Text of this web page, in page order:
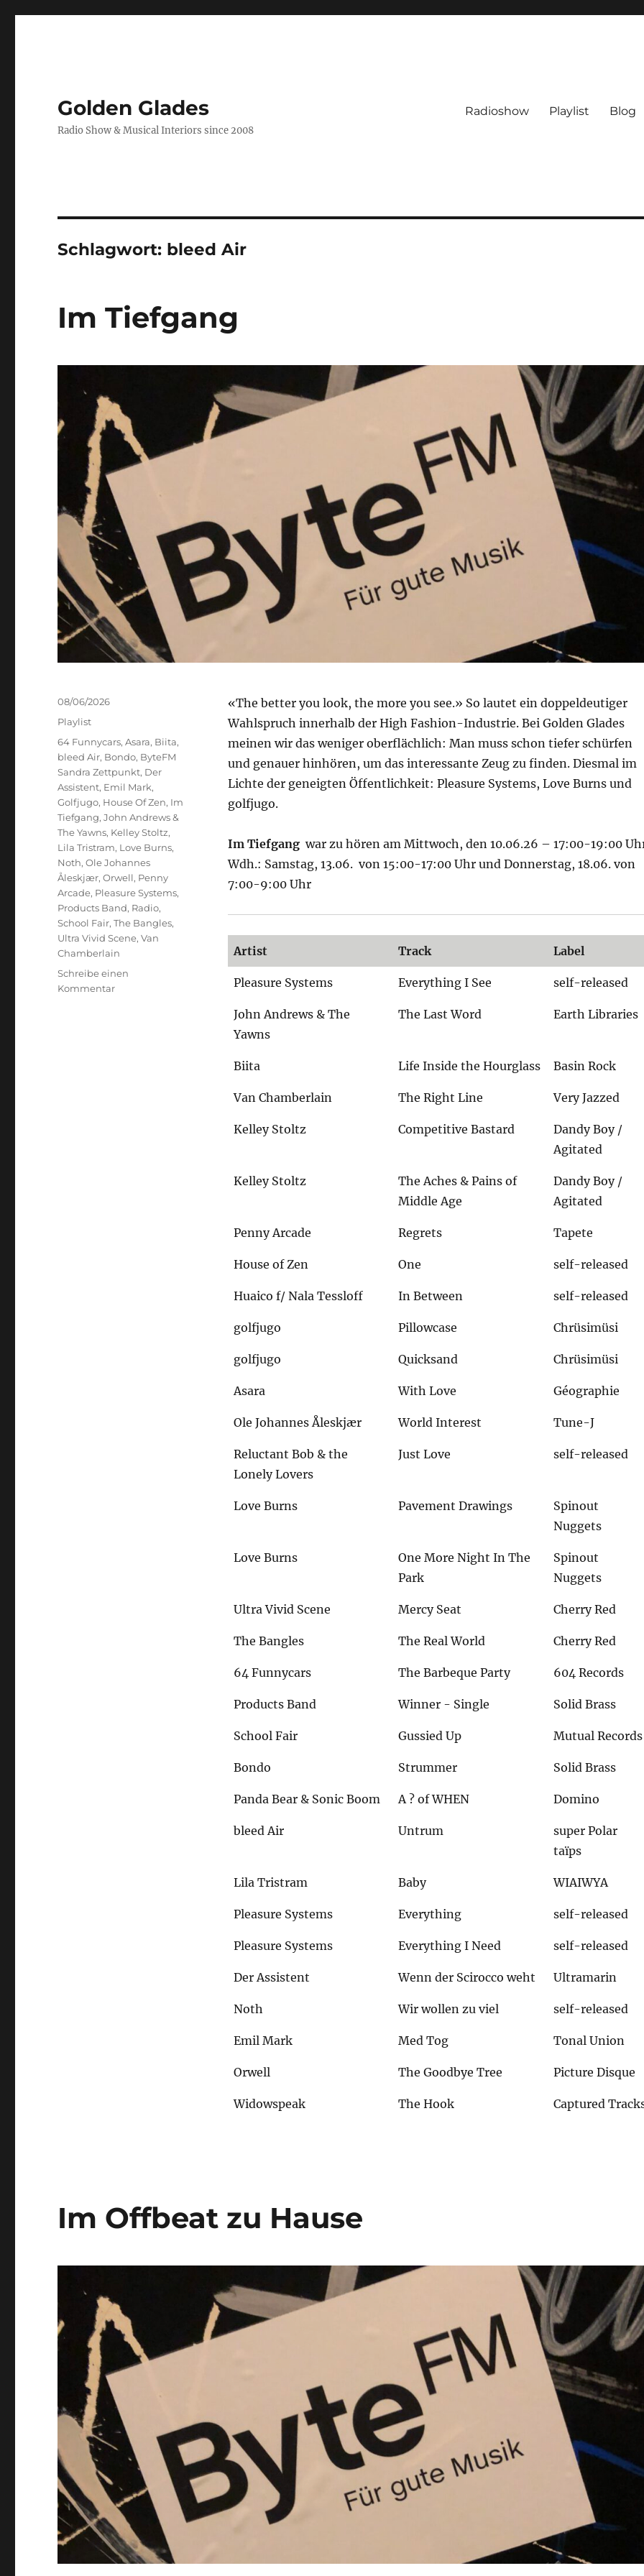
Golden Glades
Radio Show & Musical Interiors since 2008
Radioshow Playlist Blog
Schlagwort: bleed Air
Im Tiefgang
«The better you look, the more you see.» So lautet ein doppeldeutiger
Wahlspruch innerhalb der High Fashion-Industrie. Bei Golden Glades
meinen wir das weniger oberflächlich: Man muss schon tiefer schürfen
und genauer hinhören, um das interessante Zeug zu finden. Diesmal im
Lichte der geneigten Öffentlichkeit: Pleasure Systems, Love Burns und
golfjugo.
Im Tiefgangwar zu hören am Mittwoch, den 10.06.26 – 17:00-19:00
Wdh.: Samstag, 13.06. von 15:00-17:00 Uhr und Donnerstag, 18.06. von
7:00-9:00 Uhr
Artist Track Label
Pleasure Systems Everything I See self-released
John Andrews & The
Yawns
The Last Word Earth Libraries
Biita Life Inside the Hourglass Basin Rock
Van Chamberlain The Right Line Very Jazzed
Kelley Stoltz Competitive Bastard
Dandy Boy /
Agitated
Kelley Stoltz
The Aches & Pains of
Middle Age
Dandy Boy /
Agitated
Penny Arcade Regrets Tapete
House of Zen One self-released
Huaico f/ Nala Tessloff In Between self-released
golfjugo Pillowcase Chrüsimüsi
golfjugo Quicksand Chrüsimüsi
Asara With Love Géographie
Ole Johannes Åleskjær World Interest Tune-J
Reluctant Bob & the
Lonely Lovers
Just Love self-released
Love Burns Pavement Drawings
Spinout
Nuggets
Love Burns
One More Night In The
Park
Spinout
Nuggets
Ultra Vivid Scene Mercy Seat Cherry Red
The Bangles The Real World Cherry Red
64 Funnycars The Barbeque Party 604 Records
Products Band Winner - Single Solid Brass
School Fair Gussied Up Mutual Records
Bondo Strummer Solid Brass
Panda Bear & Sonic Boom A ? of WHEN Domino
bleed Air Untrum
super Polar
taïps
Lila Tristram Baby WIAIWYA
Pleasure Systems Everything self-released
Pleasure Systems Everything I Need self-released
Der Assistent Wenn der Scirocco weht Ultramarin
Noth Wir wollen zu viel self-released
Emil Mark Med Tog Tonal Union
Orwell The Goodbye Tree Picture Disque
Widowspeak The Hook Captured
Veröffentlicht
am
08/06/2026
Kategorien
Playlist
Schlagwörter
64 Funnycars,Asara, Biita,
bleed Air, Bondo, ByteFM
Sandra Zettpunkt, Der
Assistent, Emil Mark,
Golfjugo, House Of Zen, Im
Tiefgang,John Andrews &
The Yawns, Kelley Stoltz,
Lila Tristram, Love Burns,
Noth,Ole Johannes
Åleskjær,Orwell, Penny
Arcade, Pleasure Systems,
Products Band, Radio,
School Fair,The Bangles,
Ultra Vivid Scene,Van
Chamberlain
Schreibe einen
Kommentarzu
Im Offbeat zu Hause